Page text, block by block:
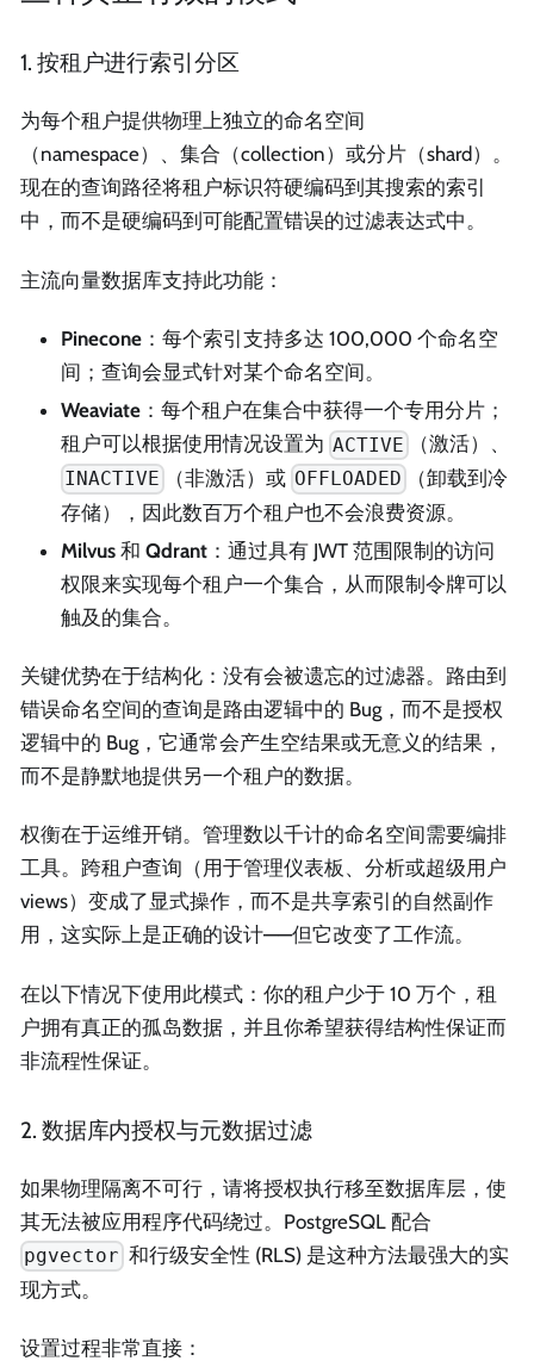
1. 按租户进行索引分区
为每个租户提供物理上独立的命名空间
（namespace）、集合（collection）或分片（shard）。
现在的查询路径将租户标识符硬编码到其搜索的索引
中，而不是硬编码到可能配置错误的过滤表达式中。
主流向量数据库支持此功能：
Pinecone ：每个索引支持多达 100,000 个命名空
间；查询会显式针对某个命名空间。
Weaviate ：每个租户在集合中获得一个专用分片；
租户可以根据使用情况设置为 ACTIVE （激活）、
INACTIVE （非激活）或 OFFLOADED
（卸载到冷
存储），因此数百万个租户也不会浪费资源。
Milvus 和 Qdrant ：通过具有 JWT 范围限制的访问
权限来实现每个租户一个集合，从而限制令牌可以
触及的集合。
关键优势在于结构化：没有会被遗忘的过滤器。路由到
错误命名空间的查询是路由逻辑中的 Bug，而不是授权
逻辑中的 Bug，它通常会产生空结果或无意义的结果，
而不是静默地提供另一个租户的数据。
权衡在于运维开销。管理数以千计的命名空间需要编排
工具。跨租户查询（用于管理仪表板、分析或超级用户
views）变成了显式操作，而不是共享索引的自然副作
用，这实际上是正确的设计——但它改变了工作流。
在以下情况下使用此模式：你的租户少于 10 万个，租
户拥有真正的孤岛数据，并且你希望获得结构性保证而
非流程性保证。
2. 数据库内授权与元数据过滤
如果物理隔离不可行，请将授权执行移至数据库层，使
其无法被应用程序代码绕过。PostgreSQL 配合
pgvector 和行级安全性 (RLS) 是这种方法最强大的实
现方式。
设置过程非常直接：